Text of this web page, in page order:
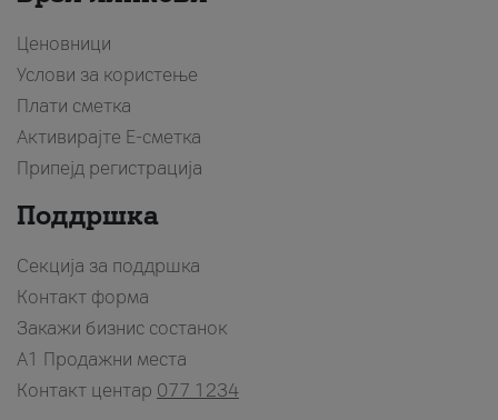
Ценовници
Услови за користење
Плати сметка
Активирајте Е-сметка
Припејд регистрација
Поддршка
Секција за поддршка
Контакт форма
Закажи бизнис состанок
A1 Продажни места
Контакт центар 077 1234